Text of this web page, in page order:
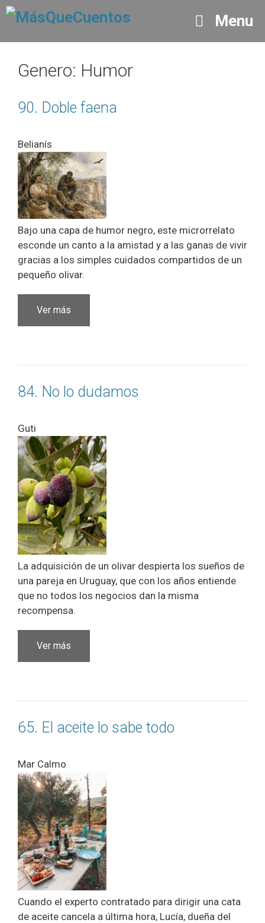
Saltar
Menu
Genero: Humor
90. Doble faena
Belianís
Bajo una capa de humor negro, este microrrelato
esconde un canto a la amistad y a las ganas de vivir
gracias a los simples cuidados compartidos de un
pequeño olivar.
Ver más
84. No lo dudamos
Guti
La adquisición de un olivar despierta los sueños de
una pareja en Uruguay, que con los años entiende
que no todos los negocios dan la misma
recompensa.
Ver más
65. El aceite lo sabe todo
Mar Calmo
Cuando el experto contratado para dirigir una cata
de aceite cancela a última hora, Lucía, dueña del